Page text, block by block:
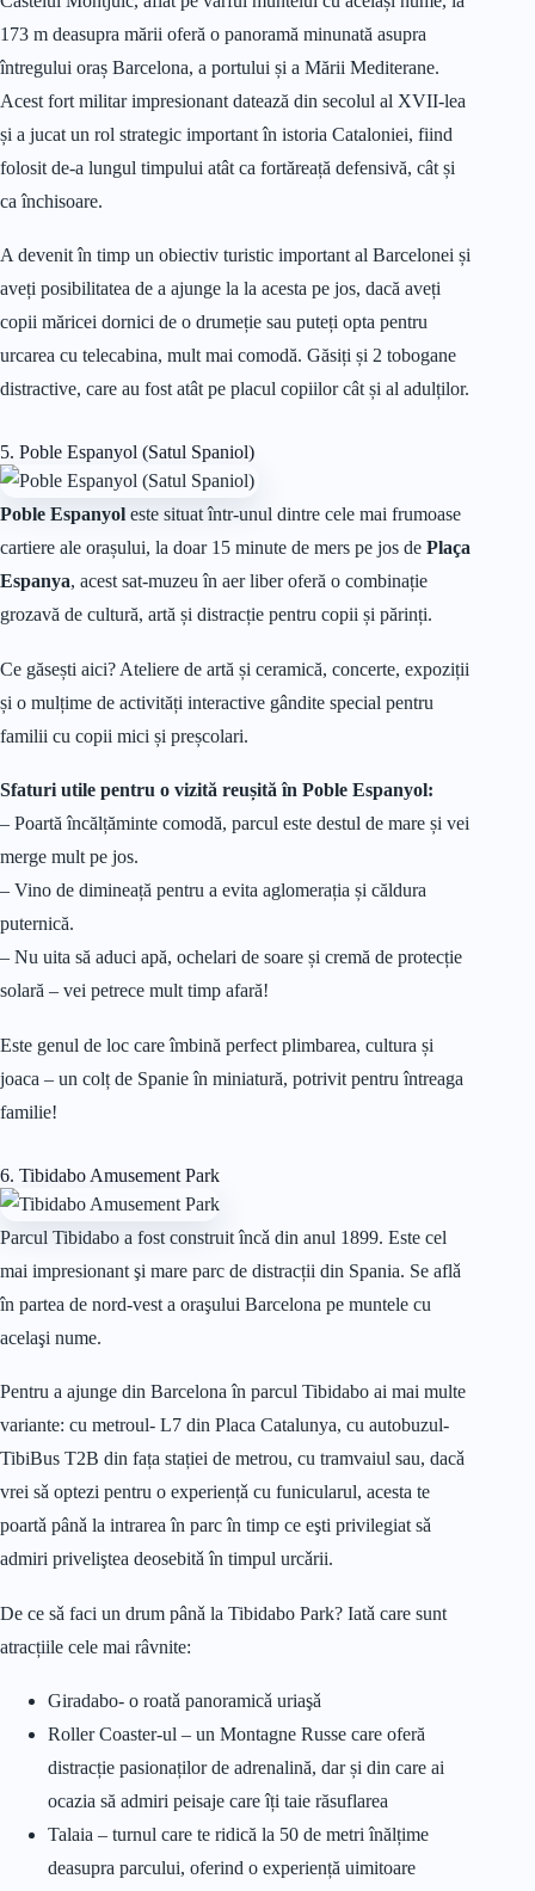
173 m deasupra mării oferă o panoramă minunată asupra
întregului oraș Barcelona, a portului și a Mării Mediterane.
Acest fort militar impresionant datează din secolul al XVII-lea
și a jucat un rol strategic important în istoria Cataloniei, fiind
folosit de-a lungul timpului atât ca fortăreață defensivă, cât și
ca închisoare.
A devenit în timp un obiectiv turistic important al Barcelonei și
aveți posibilitatea de a ajunge la la acesta pe jos, dacă aveți
copii măricei dornici de o drumeție sau puteți opta pentru
urcarea cu telecabina, mult mai comodă. Găsiți și 2 tobogane
distractive, care au fost atât pe placul copiilor cât și al adulților.
5. Poble Espanyol (Satul Spaniol)
Poble Espanyol este situat într-unul dintre cele mai frumoase
cartiere ale orașului, la doar 15 minute de mers pe jos de Plaça
Espanya, acest sat-muzeu în aer liber oferă o combinație
grozavă de cultură, artă și distracție pentru copii și părinți.
Ce găsești aici? Ateliere de artă și ceramică, concerte, expoziții
și o mulțime de activități interactive gândite special pentru
familii cu copii mici și preșcolari.
Sfaturi utile pentru o vizită reușită în Poble Espanyol:
– Poartă încălțăminte comodă, parcul este destul de mare și vei
merge mult pe jos.
– Vino de dimineață pentru a evita aglomerația și căldura
puternică.
– Nu uita să aduci apă, ochelari de soare și cremă de protecție
solară – vei petrece mult timp afară!
Este genul de loc care îmbină perfect plimbarea, cultura și
joaca – un colț de Spanie în miniatură, potrivit pentru întreaga
familie!
6. Tibidabo Amusement Park
Parcul Tibidabo a fost construit încǎ din anul 1899. Este cel
mai impresionant şi mare parc de distracții din Spania. Se aflǎ
în partea de nord-vest a oraşului Barcelona pe muntele cu
acelaşi nume.
Pentru a ajunge din Barcelona în parcul Tibidabo ai mai multe
variante: cu metroul- L7 din Placa Catalunya, cu autobuzul-
TibiBus T2B din fața stației de metrou, cu tramvaiul sau, dacǎ
vrei sǎ optezi pentru o experiențǎ cu funicularul, acesta te
poartǎ pânǎ la intrarea în parc în timp ce eşti privilegiat sǎ
admiri priveliştea deosebitǎ în timpul urcǎrii.
De ce sǎ faci un drum pânǎ la Tibidabo Park? Iatǎ care sunt
atracțiile cele mai râvnite:
Giradabo- o roatǎ panoramicǎ uriaşǎ
Roller Coaster-ul – un Montagne Russe care oferă
distracție pasionaților de adrenalină, dar și din care ai
ocazia să admiri peisaje care îți taie răsuflarea
Talaia – turnul care te ridică la 50 de metri înălțime
deasupra parcului, oferind o experiență uimitoare